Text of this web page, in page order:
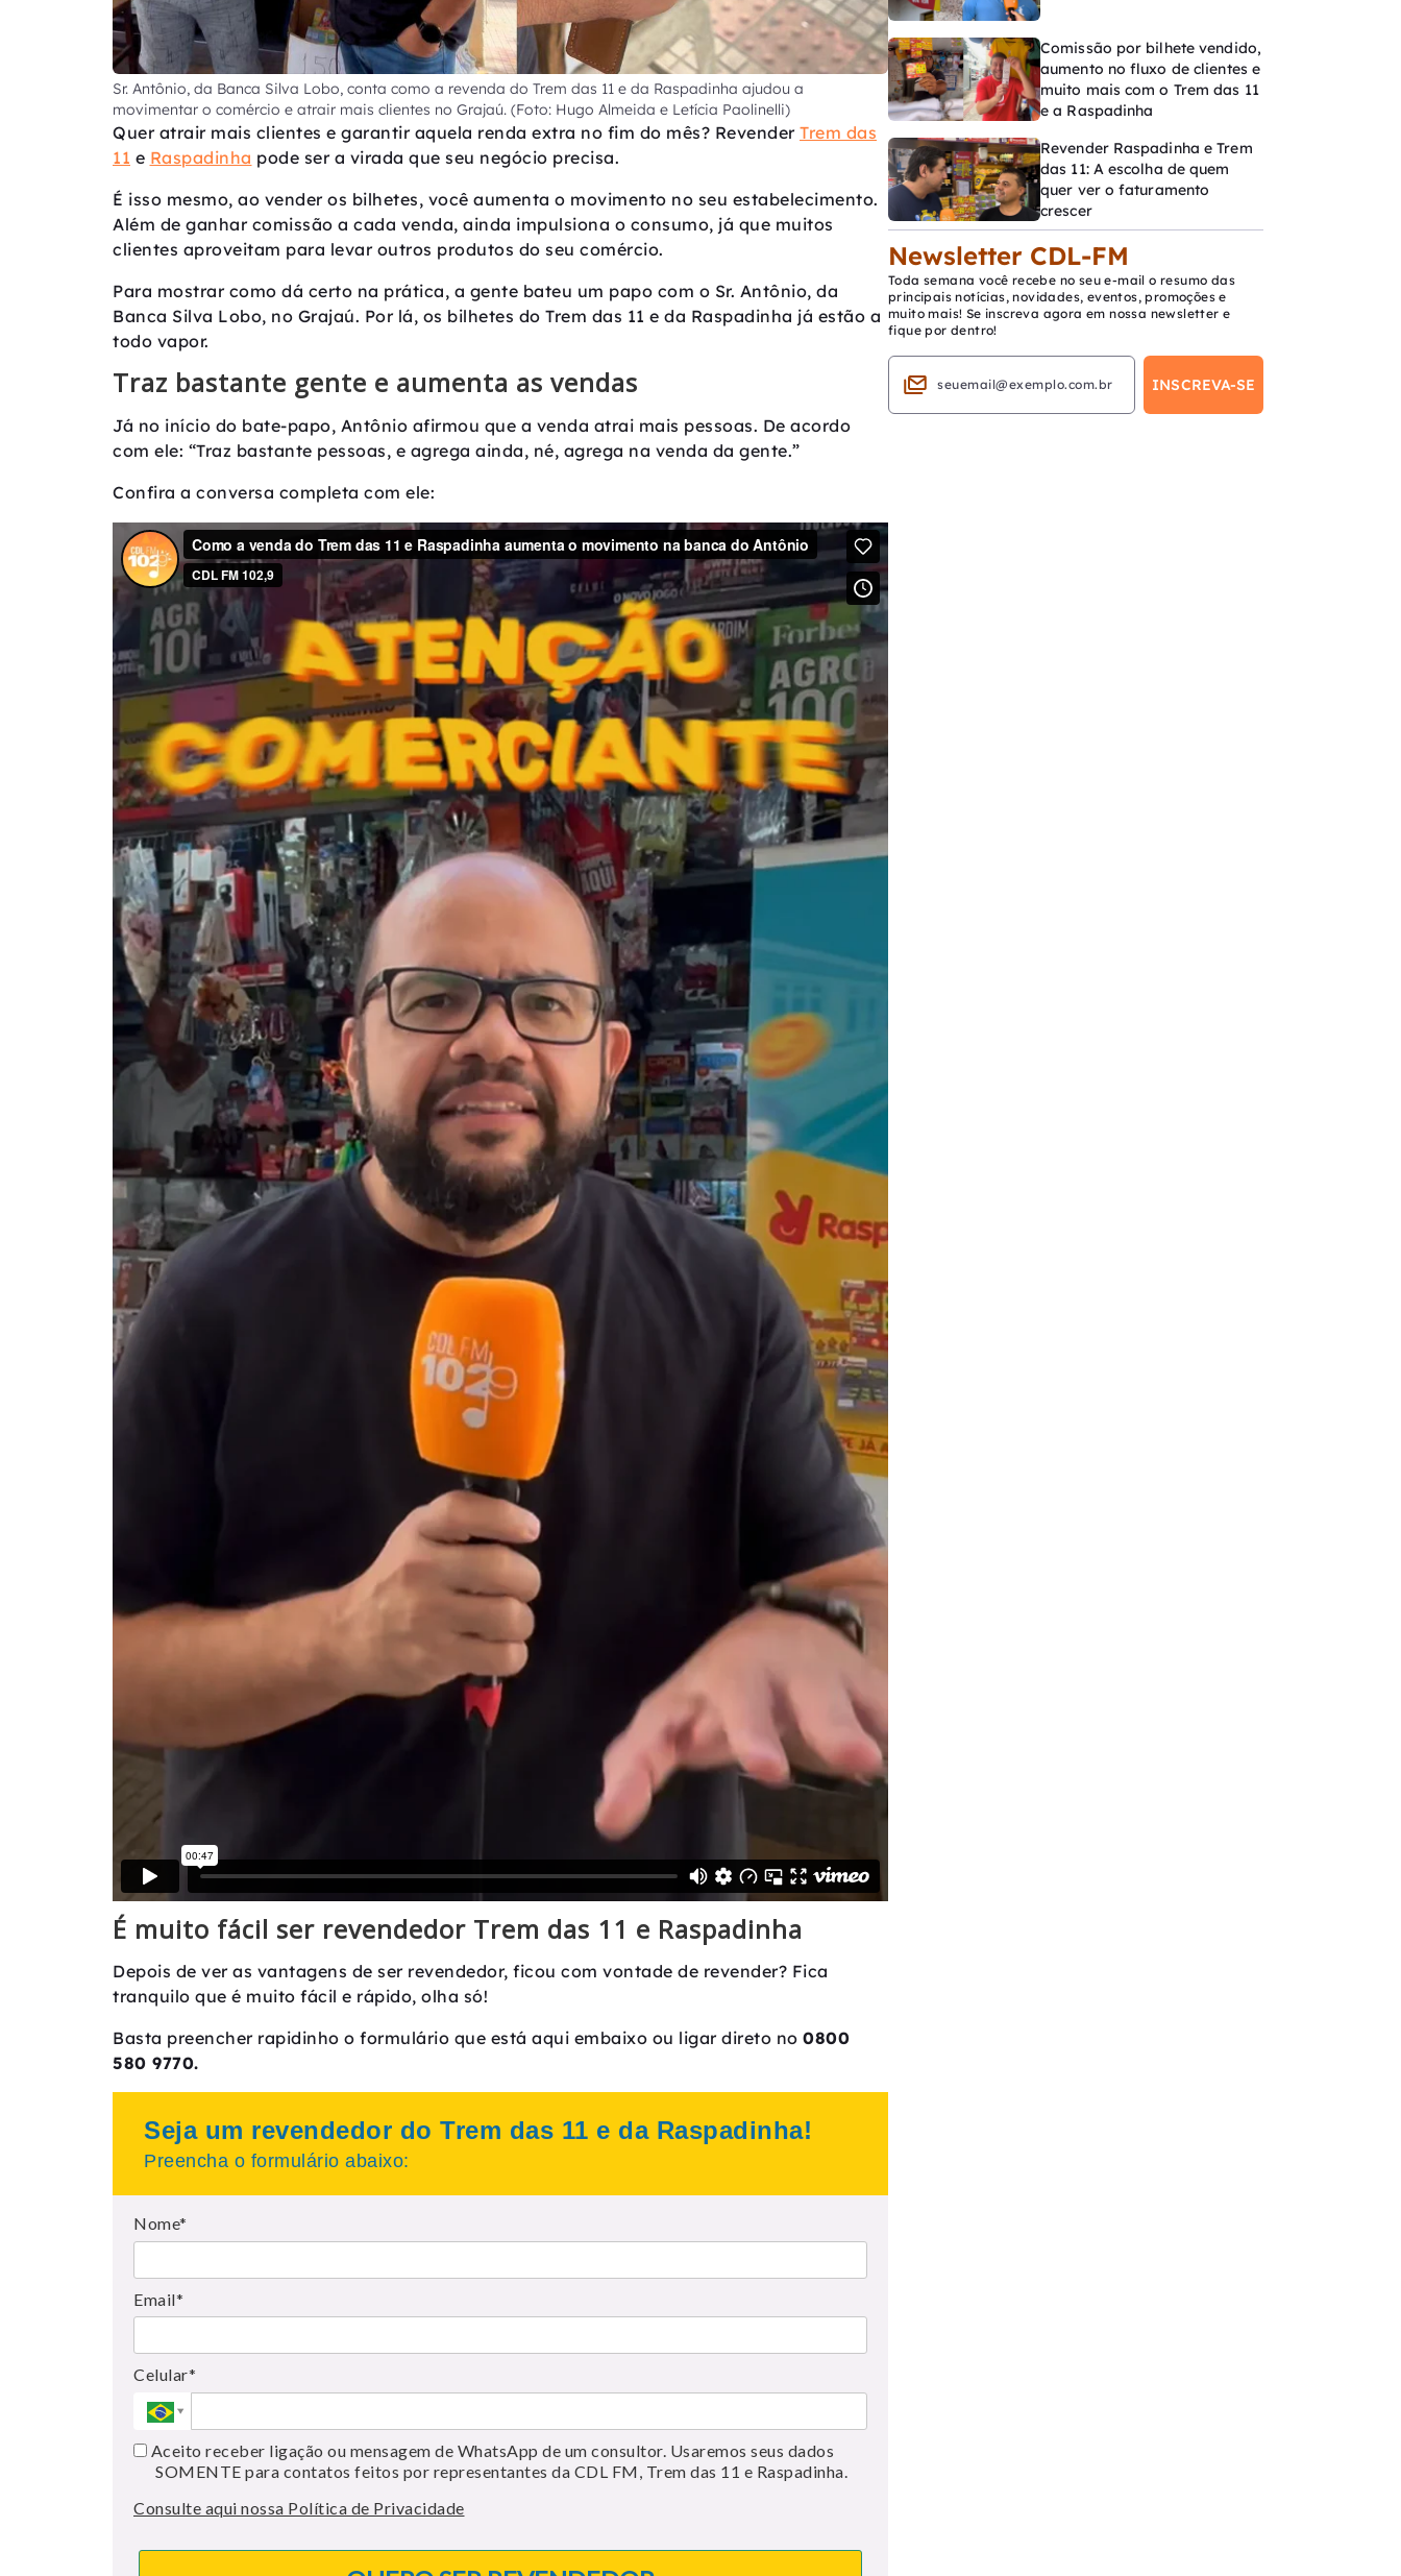
Sr. Antônio, da Banca Silva Lobo, conta como a revenda do Trem das 11 e da Raspadinha ajudou a
movimentar o comércio e atrair mais clientes no Grajaú. (Foto: Hugo Almeida e Letícia Paolinelli)
Quer atrair mais clientes e garantir aquela renda extra no fim do mês? Revender Trem das
11 e Raspadinha pode ser a virada que seu negócio precisa.
É isso mesmo, ao vender os bilhetes, você aumenta o movimento no seu estabelecimento.
Além de ganhar comissão a cada venda, ainda impulsiona o consumo, já que muitos
clientes aproveitam para levar outros produtos do seu comércio.
Para mostrar como dá certo na prática, a gente bateu um papo com o Sr. Antônio, da
Banca Silva Lobo, no Grajaú. Por lá, os bilhetes do Trem das 11 e da Raspadinha já estão a
todo vapor.
Traz bastante gente e aumenta as vendas
Já no início do bate-papo, Antônio afirmou que a venda atrai mais pessoas. De acordo
com ele: “Traz bastante pessoas, e agrega ainda, né, agrega na venda da gente.”
Confira a conversa completa com ele:
É muito fácil ser revendedor Trem das 11 e Raspadinha
Depois de ver as vantagens de ser revendedor, ficou com vontade de revender? Fica
tranquilo que é muito fácil e rápido, olha só!
Basta preencher rapidinho o formulário que está aqui embaixo ou ligar direto no 0800
580 9770.
Seja um revendedor do Trem das 11 e da Raspadinha!
Preencha o formulário abaixo:
Nome*
Email*
Celular*
Aceito receber ligação ou mensagem de WhatsApp de um consultor. Usaremos seus dados
SOMENTE para contatos feitos por representantes da CDL FM, Trem das 11 e Raspadinha.
Consulte aqui nossa Política de Privacidade
Comissão por bilhete vendido,
aumento no fluxo de clientes e
muito mais com o Trem das 11
e a Raspadinha
Revender Raspadinha e Trem
das 11: A escolha de quem
quer ver o faturamento
crescer
Newsletter CDL-FM
Toda semana você recebe no seu e-mail o resumo das
principais notícias, novidades, eventos, promoções e
muito mais! Se inscreva agora em nossa newsletter e
fique por dentro!